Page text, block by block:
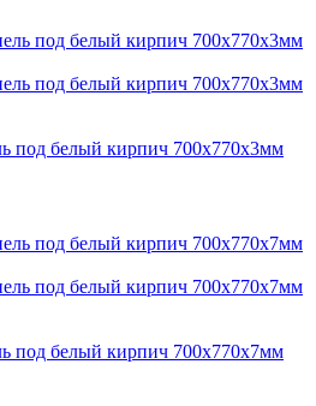
под белый кирпич 700x770x3мм
под белый кирпич 700x770x7мм